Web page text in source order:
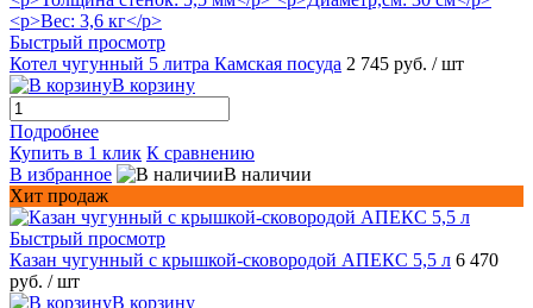
Быстрый просмотр
Котел чугунный 5 литра Камская посуда 2 745 руб. / шт
В корзину
Подробнее
Купить в 1 клик К сравнению
В избранное
В наличии
Хит продаж
Быстрый просмотр
Казан чугунный с крышкой-сковородой АПЕКС 5,5 л 6 470
руб. / шт
В корзину